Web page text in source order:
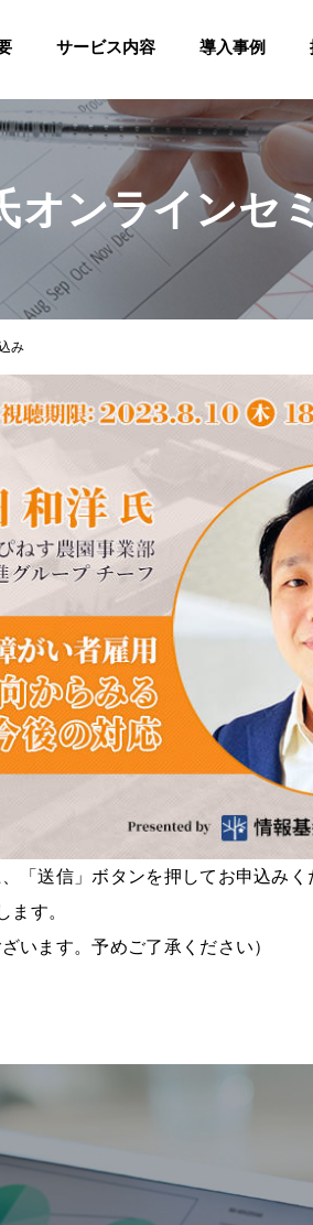
サービス内容 導入事例
オンラインセ
み
「送信」ボタンを押してお申込みく
ます。
います。予めご了承ください）